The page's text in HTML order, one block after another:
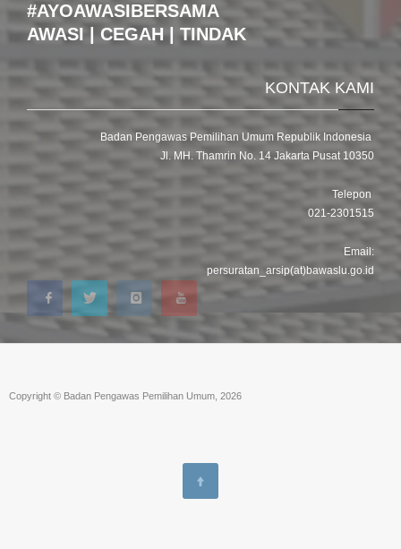
#AYOAWASIBERSAMA
AWASI | CEGAH | TINDAK
KONTAK KAMI
Badan Pengawas Pemilihan Umum Republik Indonesia
Jl. MH. Thamrin No. 14 Jakarta Pusat 10350
Telepon
021-2301515
Email:
persuratan_arsip(at)bawaslu.go.id
Copyright © Badan Pengawas Pemilihan Umum, 2026